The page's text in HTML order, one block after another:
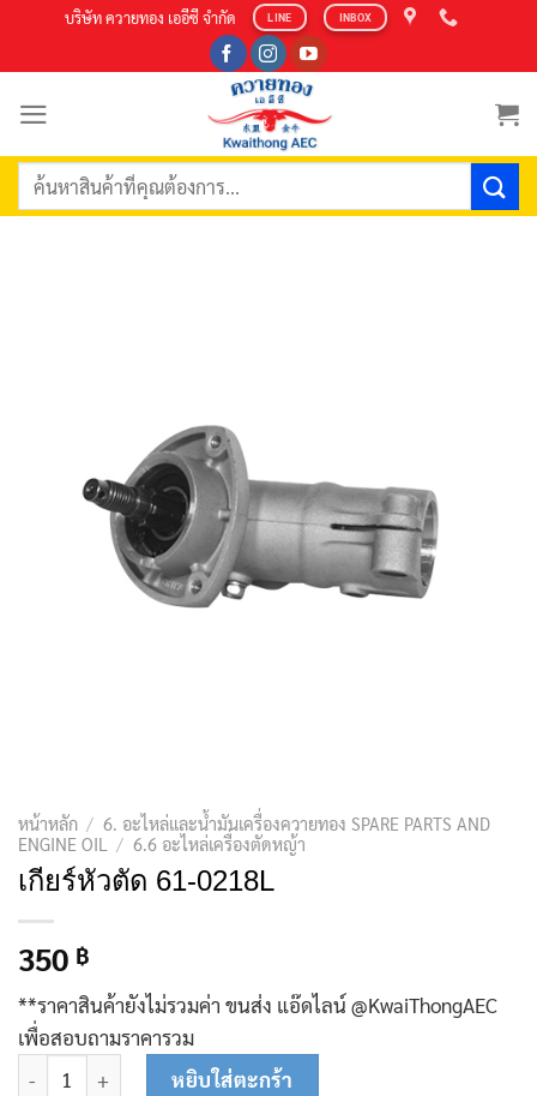
content
บริษัท ควายทอง เออีซี จำกัด LINE INBOX
ค้นหา:
หน้าหลัก / 6. อะไหล่และน้ำมันเครื่องควายทอง SPARE PARTS AND
ENGINE OIL
/ 6.6 อะไหล่เครื่องตัดหญ้า
เกียร์หัวตัด 61-0218L
350 ฿
**ราคาสินค้ายังไม่รวมค่า ขนส่ง แอ๊ดไลน์ @KwaiThongAEC
เพื่อสอบถามราคารวม
จำนวน เกียร์หัวตัด 61-0218L ชิ้น
หยิบใส่ตะกร้า